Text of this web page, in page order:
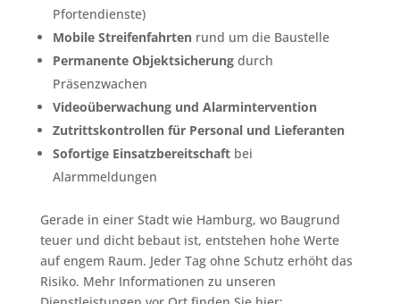
Pfortendienste)
Mobile Streifenfahrtenrund um die Baustelle
Permanente Objektsicherungdurch
Präsenzwachen
Videoüberwachung und Alarmintervention
Zutrittskontrollen für Personal und Lieferanten
Sofortige Einsatzbereitschaftbei
Alarmmeldungen
Gerade in einer Stadt wie Hamburg, wo Baugrund
teuer und dicht bebaut ist, entstehen hohe Werte
auf engem Raum. Jeder Tag ohne Schutz erhöht das
Risiko. Mehr Informationen zu unseren